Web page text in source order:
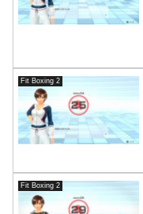
Fit Boxing 2
Fit Boxing 2